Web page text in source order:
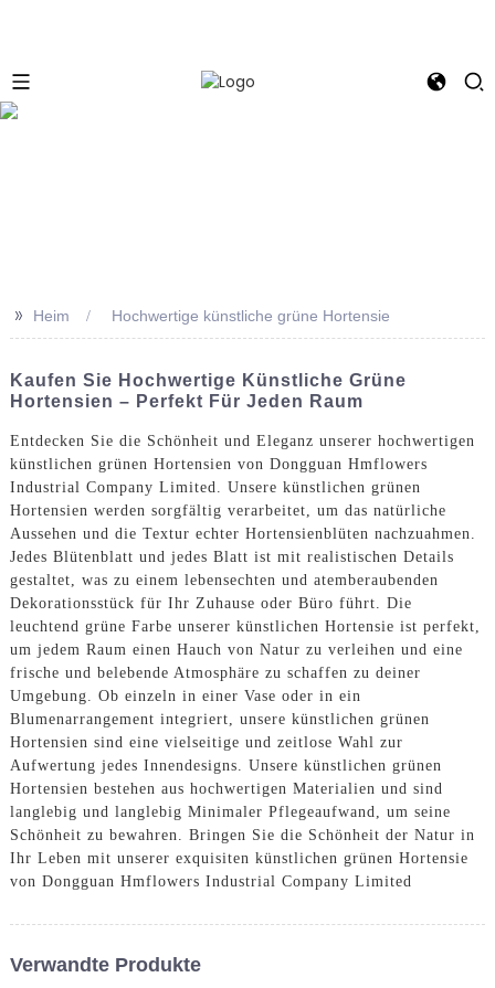
>> Heim Hochwertige künstliche grüne Hortensie
Kaufen Sie Hochwertige Künstliche Grüne
Hortensien – Perfekt Für Jeden Raum
Entdecken Sie die Schönheit und Eleganz unserer hochwertigen
künstlichen grünen Hortensien von Dongguan Hmflowers
Industrial Company Limited. Unsere künstlichen grünen
Hortensien werden sorgfältig verarbeitet, um das natürliche
Aussehen und die Textur echter Hortensienblüten nachzuahmen.
Jedes Blütenblatt und jedes Blatt ist mit realistischen Details
gestaltet, was zu einem lebensechten und atemberaubenden
Dekorationsstück für Ihr Zuhause oder Büro führt. Die
leuchtend grüne Farbe unserer künstlichen Hortensie ist perfekt,
um jedem Raum einen Hauch von Natur zu verleihen und eine
frische und belebende Atmosphäre zu schaffen zu deiner
Umgebung. Ob einzeln in einer Vase oder in ein
Blumenarrangement integriert, unsere künstlichen grünen
Hortensien sind eine vielseitige und zeitlose Wahl zur
Aufwertung jedes Innendesigns. Unsere künstlichen grünen
Hortensien bestehen aus hochwertigen Materialien und sind
langlebig und langlebig Minimaler Pflegeaufwand, um seine
Schönheit zu bewahren. Bringen Sie die Schönheit der Natur in
Ihr Leben mit unserer exquisiten künstlichen grünen Hortensie
von Dongguan Hmflowers Industrial Company Limited
Verwandte Produkte